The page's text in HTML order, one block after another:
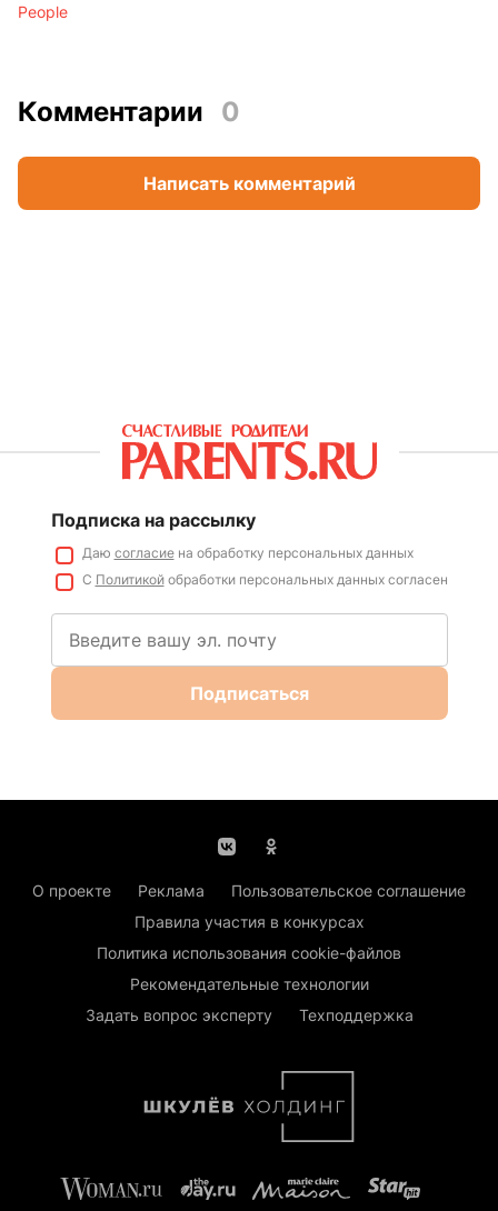
People
Комментарии 0
Написать комментарий
Подписка на рассылку
Даю согласиена обработку персональных данных
С Политикойобработки персональных данных согласен
Подписаться
О проекте Реклама
Пользовательское соглашение
Правила участия в конкурсах
Политика использования cookie-файлов
Рекомендательные технологии
Задать вопрос эксперту
Техподдержка